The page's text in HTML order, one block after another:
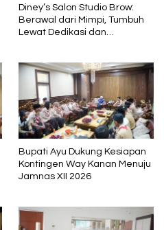
Diney’s Salon Studio Brow:
Berawal dari Mimpi, Tumbuh
Lewat Dedikasi dan
Bupati Ayu Dukung Kesiapan
Kontingen Way Kanan Menuju
Jamnas XII 2026